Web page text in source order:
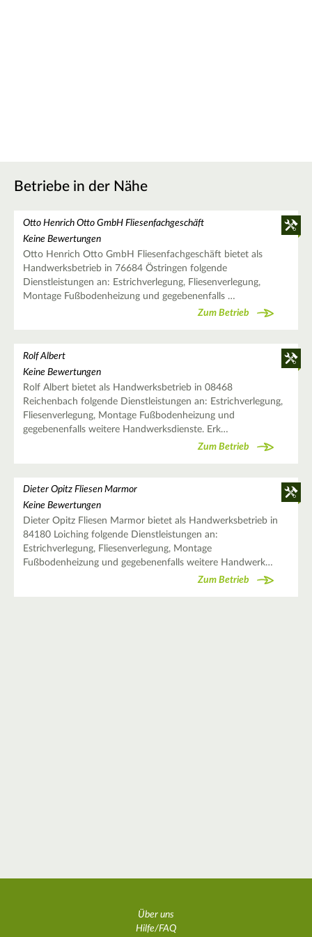
Betriebe in der Nähe
Otto Henrich Otto GmbH Fliesenfachgeschäft
Keine Bewertungen
Otto Henrich Otto GmbH Fliesenfachgeschäft bietet als
Handwerksbetrieb in 76684 Östringen folgende
Dienstleistungen an: Estrichverlegung, Fliesenverlegung,
Montage Fußbodenheizung und gegebenenfalls …
Zum Betrieb
Rolf Albert
Keine Bewertungen
Rolf Albert bietet als Handwerksbetrieb in 08468
Reichenbach folgende Dienstleistungen an: Estrichverlegung,
Fliesenverlegung, Montage Fußbodenheizung und
gegebenenfalls weitere Handwerksdienste. Erk…
Zum Betrieb
Dieter Opitz Fliesen Marmor
Keine Bewertungen
Dieter Opitz Fliesen Marmor bietet als Handwerksbetrieb in
84180 Loiching folgende Dienstleistungen an:
Estrichverlegung, Fliesenverlegung, Montage
Fußbodenheizung und gegebenenfalls weitere Handwerk…
Zum Betrieb
Über uns
Hilfe/FAQ